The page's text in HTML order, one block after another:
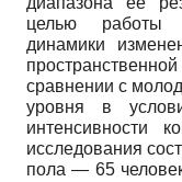
целью работы
динамики
сравнении с
уровня в
интенсивности
исследования
пола — 65